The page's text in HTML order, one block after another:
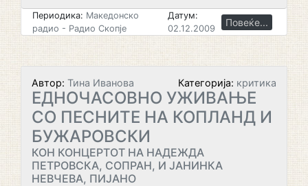
Периодика: Македонско
радио - Радио Скопје
Датум:
02.12.2009
Повеќе...
Автор: Тина Иванова Категорија: критика
ЕДНОЧАСОВНО УЖИВАЊЕ
СО ПЕСНИТЕ НА КОПЛАНД И
БУЖАРОВСКИ
КОН КОНЦЕРТОТ НА НАДЕЖДА
ПЕТРОВСКА, СОПРАН, И ЈАНИНКА
НЕВЧЕВА, ПИЈАНО